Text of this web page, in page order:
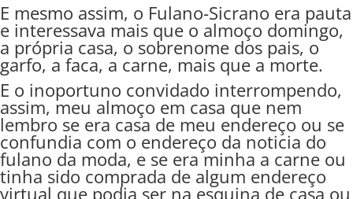
E mesmo assim, o Fulano-Sicrano era pauta
e interessava mais que o almoço domingo,
a própria casa, o sobrenome dos pais, o
garfo, a faca, a carne, mais que a morte.
E o inoportuno convidado interrompendo,
assim, meu almoço em casa que nem
lembro se era casa de meu endereço ou se
confundia com o endereço da noticia do
fulano da moda, e se era minha a carne ou
tinha sido comprada de algum endereço
virtual que podia ser na esquina de casa ou